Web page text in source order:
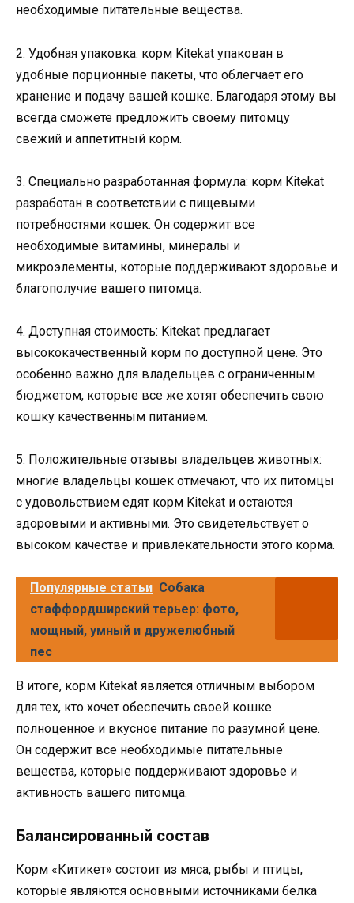
необходимые питательные вещества.
2. Удобная упаковка: корм Kitekat упакован в
удобные порционные пакеты, что облегчает его
хранение и подачу вашей кошке. Благодаря этому вы
всегда сможете предложить своему питомцу
свежий и аппетитный корм.
3. Специально разработанная формула: корм Kitekat
разработан в соответствии с пищевыми
потребностями кошек. Он содержит все
необходимые витамины, минералы и
микроэлементы, которые поддерживают здоровье и
благополучие вашего питомца.
4. Доступная стоимость: Kitekat предлагает
высококачественный корм по доступной цене. Это
особенно важно для владельцев с ограниченным
бюджетом, которые все же хотят обеспечить свою
кошку качественным питанием.
5. Положительные отзывы владельцев животных:
многие владельцы кошек отмечают, что их питомцы
с удовольствием едят корм Kitekat и остаются
здоровыми и активными. Это свидетельствует о
высоком качестве и привлекательности этого корма.
Популярные статьи Собака
стаффордширский терьер: фото,
мощный, умный и дружелюбный
пес
В итоге, корм Kitekat является отличным выбором
для тех, кто хочет обеспечить своей кошке
полноценное и вкусное питание по разумной цене.
Он содержит все необходимые питательные
вещества, которые поддерживают здоровье и
активность вашего питомца.
Балансированный состав
Корм «Китикет» состоит из мяса, рыбы и птицы,
которые являются основными источниками белка